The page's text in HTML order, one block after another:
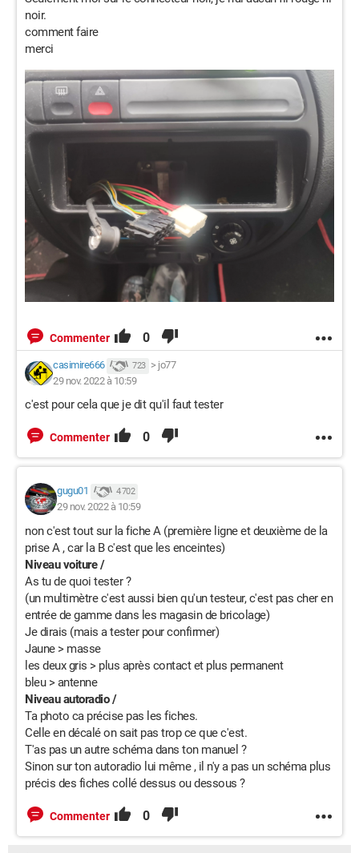
noir.
comment faire
merci
Commenter 0
casimire666 723 > jo77
29 nov. 2022 à 10:59
c'est pour cela que je dit qu'il faut tester
Commenter 0
gugu01 4 702
29 nov. 2022 à 10:59
non c'est tout sur la fiche A (première ligne et deuxième de la
prise A , car la B c'est que les enceintes)
Niveau voiture /
As tu de quoi tester ?
(un multimètre c'est aussi bien qu'un testeur, c'est pas cher en
entrée de gamme dans les magasin de bricolage)
Je dirais (mais a tester pour confirmer)
Jaune > masse
les deux gris > plus après contact et plus permanent
bleu > antenne
Niveau autoradio /
Ta photo ca précise pas les fiches.
Celle en décalé on sait pas trop ce que c'est.
T'as pas un autre schéma dans ton manuel ?
Sinon sur ton autoradio lui même , il n'y a pas un schéma plus
précis des fiches collé dessus ou dessous ?
Commenter 0